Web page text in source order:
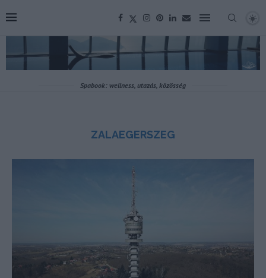
Spabook: wellness, utazás, közösség
ZALAEGERSZEG